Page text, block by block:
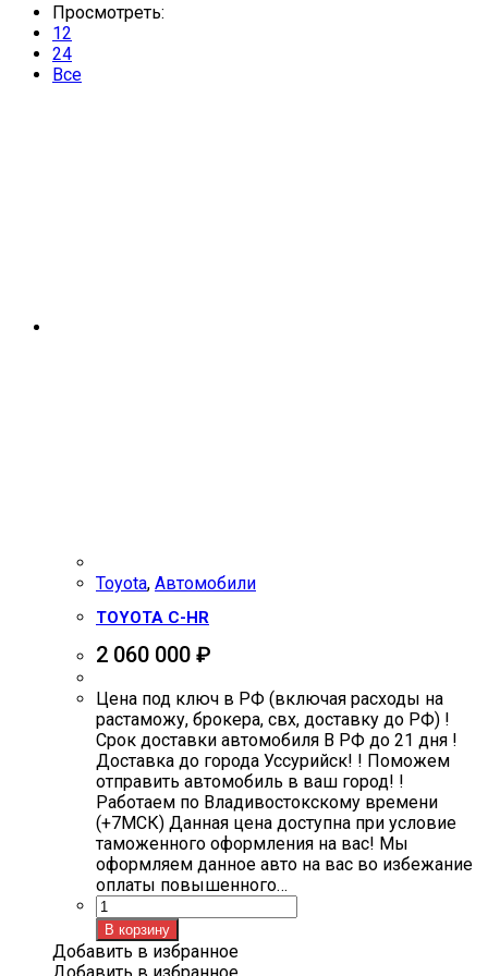
Просмотреть:
12
24
Все
Toyota, Автомобили
TOYOTA C-HR
2 060 000 ₽
Цена под ключ в РФ (включая расходы на
растаможу, брокера, свх, доставку до РФ) !
Срок доставки автомобиля В РФ до 21 дня !
Доставка до города Уссурийск! ! Поможем
отправить автомобиль в ваш город! !
Работаем по Владивостокскому времени
(+7МСК) Данная цена доступна при условие
таможенного оформления на вас! Мы
оформляем данное авто на вас во избежание
оплаты повышенного…
Количество
товара
TOYOTA
C-
В корзину
Добавить в избранное
Добавить в избранное